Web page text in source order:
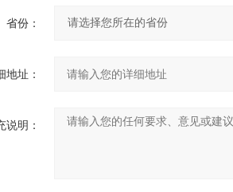
省份：
地址：
说明：